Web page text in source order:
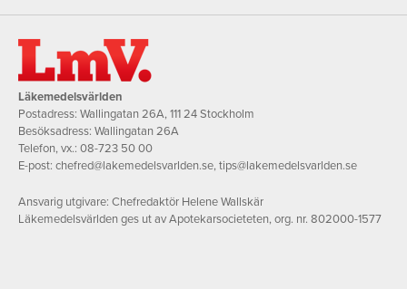
Läkemedelsvärlden
Postadress: Wallingatan 26A, 111 24 Stockholm
Besöksadress: Wallingatan 26A
Telefon, vx.: 08-723 50 00
E-post: chefred@lakemedelsvarlden.se,tips@lakemedelsvarlden.se
Ansvarig utgivare: Chefredaktör Helene Wallskär
Läkemedelsvärlden ges ut av Apotekarsocieteten, org. nr. 802000-1577